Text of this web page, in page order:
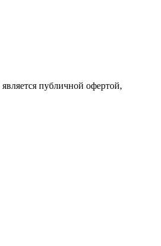
публичной офертой,